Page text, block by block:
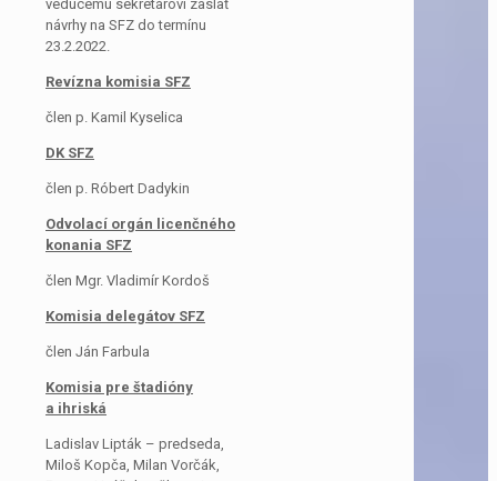
vedúcemu sekretárovi zaslať
návrhy na SFZ do termínu
23.2.2022.
Revízna komisia SFZ
člen p. Kamil Kyselica
DK SFZ
člen p. Róbert Dadykin
Odvolací orgán licenčného
konania SFZ
člen Mgr. Vladimír Kordoš
Komisia delegátov SFZ
člen Ján Farbula
Komisia pre štadióny
a ihriská
Ladislav Lipták – predseda,
Miloš Kopča, Milan Vorčák,